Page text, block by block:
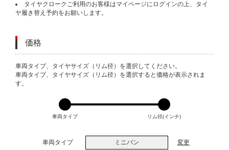
タイヤクロークご利用のお客様はマイページにログインの上、タイ
ヤ履き替え予約をお願いします。
価格
VARIATIONS
車両タイプ、タイヤサイズ（リム径）を選択してください。
車両タイプ、タイヤサイズ（リム径）を選択すると価格が表示されま
す。
車両タイプ リム径(インチ)
車両タイプ ミニバン 変更